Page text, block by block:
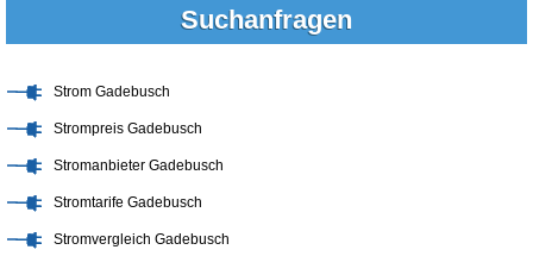
Suchanfragen
Strom Gadebusch
Strompreis Gadebusch
Stromanbieter Gadebusch
Stromtarife Gadebusch
Stromvergleich Gadebusch